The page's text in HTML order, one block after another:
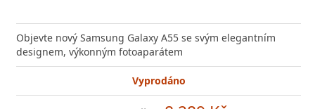
Objevte nový Samsung Galaxy A55 se svým elegantním
designem, výkonným fotoaparátem
Vyprodáno